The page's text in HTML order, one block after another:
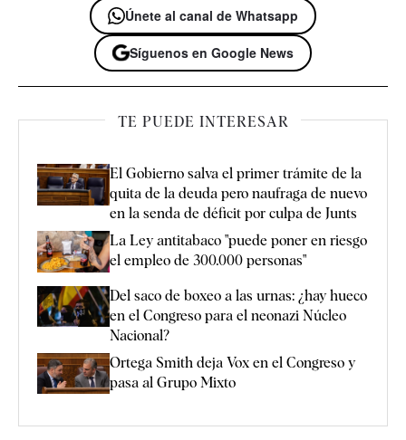
Únete al canal de Whatsapp
Síguenos en Google News
TE PUEDE INTERESAR
El Gobierno salva el primer trámite de la
quita de la deuda pero naufraga de nuevo
en la senda de déficit por culpa de Junts
La Ley antitabaco "puede poner en riesgo
el empleo de 300.000 personas"
Del saco de boxeo a las urnas: ¿hay hueco
en el Congreso para el neonazi Núcleo
Nacional?
Ortega Smith deja Vox en el Congreso y
pasa al Grupo Mixto